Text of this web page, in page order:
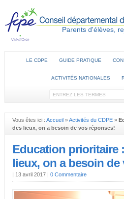
Parents d'élèves,
LE CDPE GUIDE PRATIQUE
ACTIVITÉS NATIONALES
Vous êtes ici : Accueil»Activités du CDPE»
des lieux, on a besoin de vos réponses!
Education prioritaire
lieux, on a besoin de
| 13 avril 2017 | 0 Commentaire